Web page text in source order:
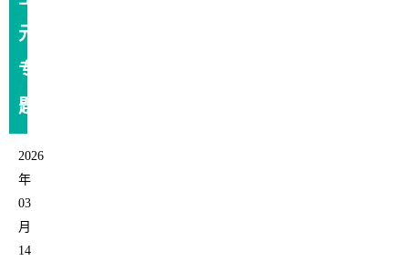
元
专
题
2026
年
03
月
14